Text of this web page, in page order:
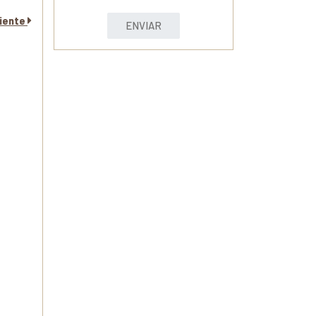
ENVIAR